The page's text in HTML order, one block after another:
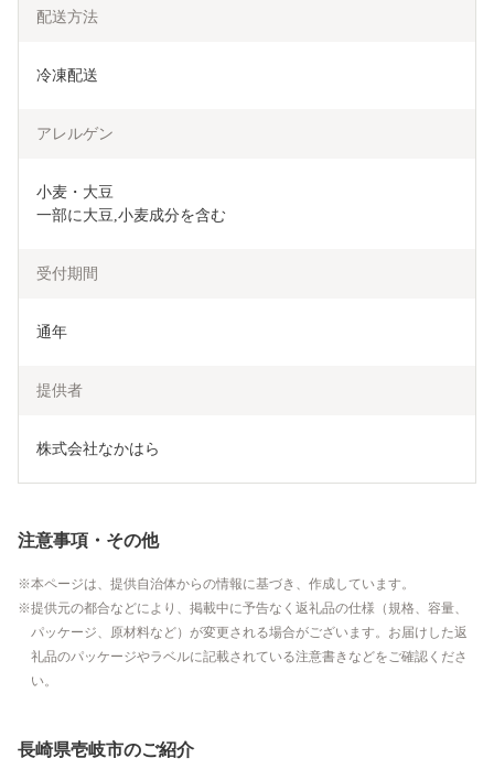
配送方法
冷凍配送
アレルゲン
小麦・大豆
一部に大豆,小麦成分を含む
受付期間
通年
提供者
株式会社なかはら
注意事項・その他
本ページは、提供自治体からの情報に基づき、作成しています。
提供元の都合などにより、掲載中に予告なく返礼品の仕様（規格、容量、
パッケージ、原材料など）が変更される場合がございます。お届けした返
礼品のパッケージやラベルに記載されている注意書きなどをご確認くださ
い。
長崎県壱岐市のご紹介